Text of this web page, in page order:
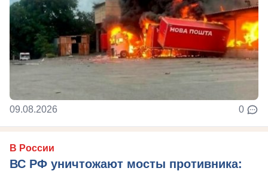
09.08.2026 0
В России
ВС РФ уничтожают мосты противника: